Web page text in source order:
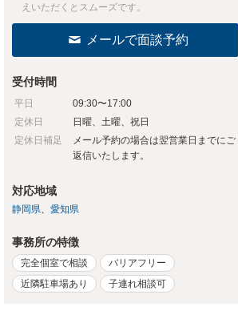
えいただくとスムーズです。
メールで面談予約
受付時間
平日
09:30〜17:00
定休日
日曜、土曜、祝日
定休日補足
メール予約の場合は翌営業日までにご
返信いたします。
対応地域
静岡県 愛知県
事務所の特徴
完全個室で相談
バリアフリー
近隣駐車場あり
子連れ相談可